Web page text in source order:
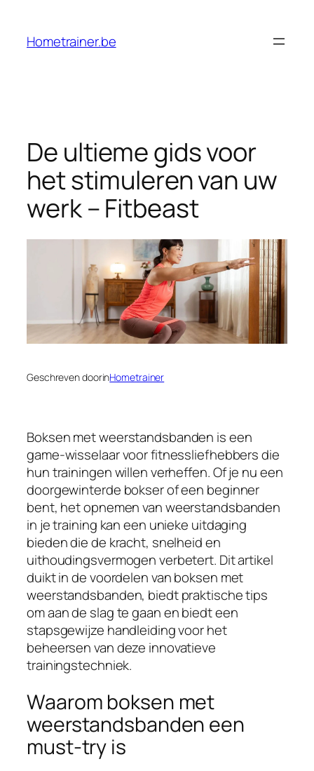
Hometrainer.be
De ultieme gids voor
het stimuleren van uw
werk – Fitbeast
Geschreven doorinHometrainer
Boksen met weerstandsbanden is een
game-wisselaar voor fitnessliefhebbers die
hun trainingen willen verheffen. Of je nu een
doorgewinterde bokser of een beginner
bent, het opnemen van weerstandsbanden
in je training kan een unieke uitdaging
bieden die de kracht, snelheid en
uithoudingsvermogen verbetert. Dit artikel
duikt in de voordelen van boksen met
weerstandsbanden, biedt praktische tips
om aan de slag te gaan en biedt een
stapsgewijze handleiding voor het
beheersen van deze innovatieve
trainingstechniek.
Waarom boksen met
weerstandsbanden een
must-try is